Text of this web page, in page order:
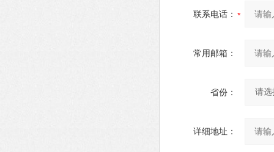
联系电话：
常用邮箱：
省份：
详细地址：